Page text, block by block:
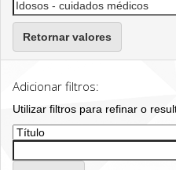
Retornar valores
Adicionar filtros:
Utilizar filtros para refinar o